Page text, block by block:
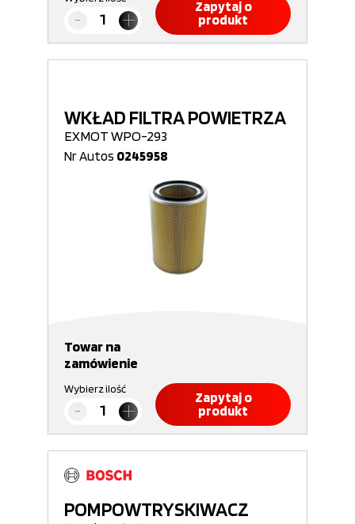
Zapytaj o
produkt
WKŁAD FILTRA POWIETRZA
EXMOT WPO-293
Nr Autos 0245958
Towar na
zamówienie
Wybierz ilość
Zapytaj o
produkt
POMPOWTRYSKIWACZ